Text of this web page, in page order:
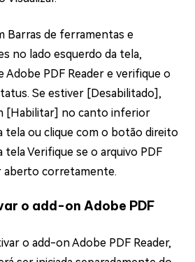
Barras de ferramentas e
no lado esquerdo da tela,
Adobe PDF Reader e verifique o
Se estiver [Desabilitado],
[Habilitar] no canto inferior
tela ou clique com o botão direito
tela Verifique se o arquivo PDF
aberto corretamente.
o add-on Adobe PDF
o add-on Adobe PDF Reader,